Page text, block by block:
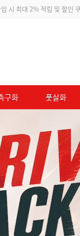
문 시 적립금 500원 추가적립
구화 풋살화